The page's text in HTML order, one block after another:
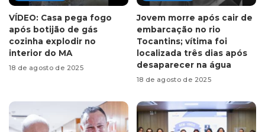
VÍDEO: Casa pega fogo
após botijão de gás
cozinha explodir no
interior do MA
18 de agosto de 2025
Jovem morre após cair de
embarcação no rio
Tocantins; vítima foi
localizada três dias após
desaparecer na água
18 de agosto de 2025